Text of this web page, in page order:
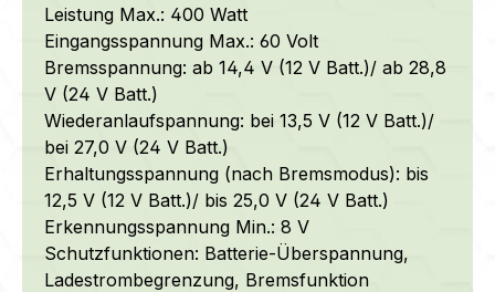
Leistung Max.: 400 Watt
Eingangsspannung Max.: 60 Volt
Bremsspannung: ab 14,4 V (12 V Batt.)/ ab 28,8
V (24 V Batt.)
Wiederanlaufspannung: bei 13,5 V (12 V Batt.)/
bei 27,0 V (24 V Batt.)
Erhaltungsspannung (nach Bremsmodus): bis
12,5 V (12 V Batt.)/ bis 25,0 V (24 V Batt.)
Erkennungsspannung Min.: 8 V
Schutzfunktionen: Batterie-Überspannung,
Ladestrombegrenzung, Bremsfunktion